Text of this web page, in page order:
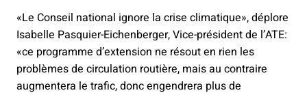
«Le Conseil national ignore la crise climatique», déplore
Isabelle Pasquier-Eichenberger, Vice-président de l’ATE:
«ce programme d’extension ne résout en rien les
problèmes de circulation routière, mais au contraire
augmentera le trafic, donc engendrera plus de